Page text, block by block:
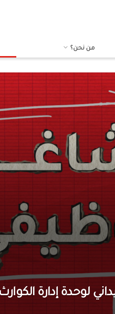
من نحن؟
لوحدة إدارة الكوارث